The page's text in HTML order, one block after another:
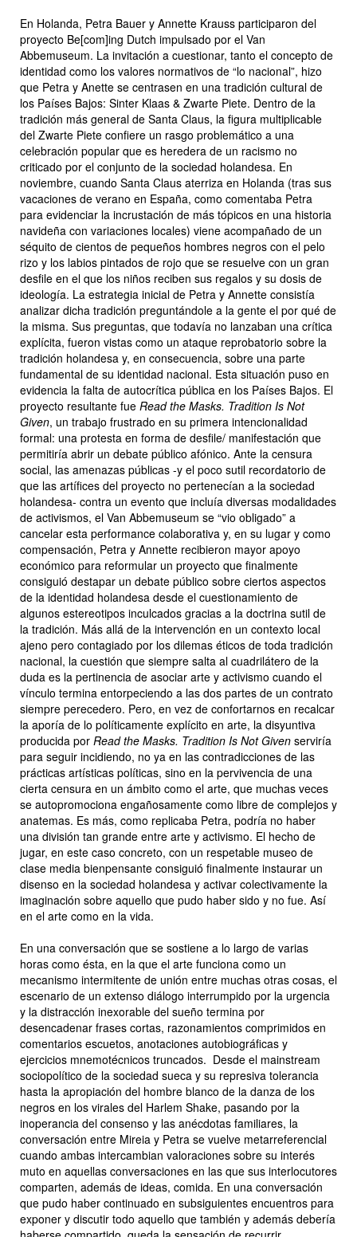
En Holanda, Petra Bauer y Annette Krauss participaron del
proyecto Be[com]ing Dutch impulsado por el Van
Abbemuseum. La invitación a cuestionar, tanto el concepto de
identidad como los valores normativos de “lo nacional”, hizo
que Petra y Anette se centrasen en una tradición cultural de
los Países Bajos: Sinter Klaas & Zwarte Piete. Dentro de la
tradición más general de Santa Claus, la figura multiplicable
del Zwarte Piete confiere un rasgo problemático a una
celebración popular que es heredera de un racismo no
criticado por el conjunto de la sociedad holandesa. En
noviembre, cuando Santa Claus aterriza en Holanda (tras sus
vacaciones de verano en España, como comentaba Petra
para evidenciar la incrustación de más tópicos en una historia
navideña con variaciones locales) viene acompañado de un
séquito de cientos de pequeños hombres negros con el pelo
rizo y los labios pintados de rojo que se resuelve con un gran
desfile en el que los niños reciben sus regalos y su dosis de
ideología. La estrategia inicial de Petra y Annette consistía
analizar dicha tradición preguntándole a la gente el por qué de
la misma. Sus preguntas, que todavía no lanzaban una crítica
explícita, fueron vistas como un ataque reprobatorio sobre la
tradición holandesa y, en consecuencia, sobre una parte
fundamental de su identidad nacional. Esta situación puso en
evidencia la falta de autocrítica pública en los Países Bajos. El
proyecto resultante fue Read the Masks. Tradition Is Not
Given, un trabajo frustrado en su primera intencionalidad
formal: una protesta en forma de desfile/ manifestación que
permitiría abrir un debate público afónico. Ante la censura
social, las amenazas públicas -y el poco sutil recordatorio de
que las artífices del proyecto no pertenecían a la sociedad
holandesa- contra un evento que incluía diversas modalidades
de activismos, el Van Abbemuseum se “vio obligado” a
cancelar esta performance colaborativa y, en su lugar y como
compensación, Petra y Annette recibieron mayor apoyo
económico para reformular un proyecto que finalmente
consiguió destapar un debate público sobre ciertos aspectos
de la identidad holandesa desde el cuestionamiento de
algunos estereotipos inculcados gracias a la doctrina sutil de
la tradición. Más allá de la intervención en un contexto local
ajeno pero contagiado por los dilemas éticos de toda tradición
nacional, la cuestión que siempre salta al cuadrilátero de la
duda es la pertinencia de asociar arte y activismo cuando el
vínculo termina entorpeciendo a las dos partes de un contrato
siempre perecedero. Pero, en vez de confortarnos en recalcar
la aporía de lo políticamente explícito en arte, la disyuntiva
producida por Read the Masks. Tradition Is Not Given serviría
para seguir incidiendo, no ya en las contradicciones de las
prácticas artísticas políticas, sino en la pervivencia de una
cierta censura en un ámbito como el arte, que muchas veces
se autopromociona engañosamente como libre de complejos y
anatemas. Es más, como replicaba Petra, podría no haber
una división tan grande entre arte y activismo. El hecho de
jugar, en este caso concreto, con un respetable museo de
clase media bienpensante consiguió finalmente instaurar un
disenso en la sociedad holandesa y activar colectivamente la
imaginación sobre aquello que pudo haber sido y no fue. Así
en el arte como en la vida.
En una conversación que se sostiene a lo largo de varias
horas como ésta, en la que el arte funciona como un
mecanismo intermitente de unión entre muchas otras cosas, el
escenario de un extenso diálogo interrumpido por la urgencia
y la distracción inexorable del sueño termina por
desencadenar frases cortas, razonamientos comprimidos en
comentarios escuetos, anotaciones autobiográficas y
ejercicios mnemotécnicos truncados. Desde el mainstream
sociopolítico de la sociedad sueca y su represiva tolerancia
hasta la apropiación del hombre blanco de la danza de los
negros en los virales del Harlem Shake, pasando por la
inoperancia del consenso y las anécdotas familiares, la
conversación entre Mireia y Petra se vuelve metarreferencial
cuando ambas intercambian valoraciones sobre su interés
muto en aquellas conversaciones en las que sus interlocutores
comparten, además de ideas, comida. En una conversación
que pudo haber continuado en subsiguientes encuentros para
exponer y discutir todo aquello que también y además debería